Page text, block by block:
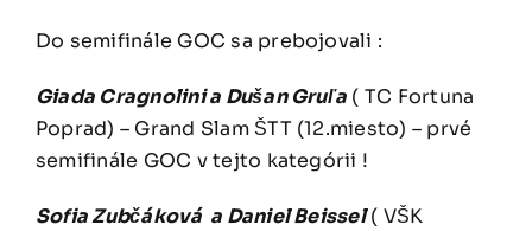
Do semifinále GOC sa prebojovali :
Giada Cragnolini a Dušan Gruľa ( TC Fortuna
Poprad) – Grand Slam ŠTT (12.miesto) – prvé
semifinále GOC v tejto kategórii !
Sofia Zubčáková a Daniel Beissel( VŠK